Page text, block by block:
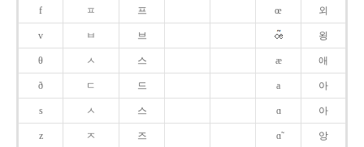
f ㅍ 프 œ 외
v ㅂ 브 욍
θ ㅅ 스 æ 애
ð ㄷ 드 a 아
s ㅅ 스 ɑ 아
z ㅈ 즈 ɑ̃ 앙